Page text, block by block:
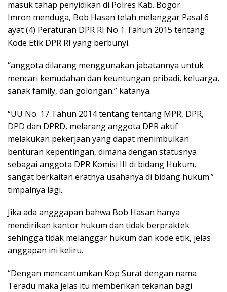
masuk tahap penyidikan di Polres Kab. Bogor.
Imron menduga, Bob Hasan telah melanggar Pasal 6
ayat (4) Peraturan DPR RI No 1 Tahun 2015 tentang
Kode Etik DPR RI yang berbunyi.
“anggota dilarang menggunakan jabatannya untuk
mencari kemudahan dan keuntungan pribadi, keluarga,
sanak family, dan golongan.” katanya.
“UU No. 17 Tahun 2014 tentang tentang MPR, DPR,
DPD dan DPRD, melarang anggota DPR aktif
melakukan pekerjaan yang dapat menimbulkan
benturan kepentingan, dimana dengan statusnya
sebagai anggota DPR Komisi III di bidang Hukum,
sangat berkaitan eratnya usahanya di bidang hukum.”
timpalnya lagi.
Jika ada angggapan bahwa Bob Hasan hanya
mendirikan kantor hukum dan tidak berpraktek
sehingga tidak melanggar hukum dan kode etik, jelas
anggapan ini keliru.
“Dengan mencantumkan Kop Surat dengan nama
Teradu maka jelas itu memberikan tekanan bagi